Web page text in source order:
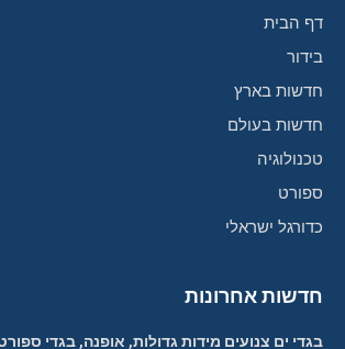
דף הבית
בידור
חדשות בארץ
חדשות בעולם
טכנולוגיה
ספורט
כדורגל ישראלי
חדשות אחרונות
בגדי ים צנועים מידות גדולות, אופנה, בגדי